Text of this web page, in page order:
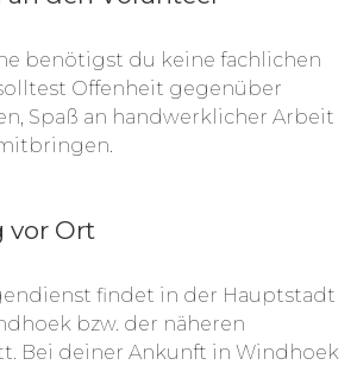
benötigst du keine fachlichen
Offenheit gegenüber
Spaß an handwerklicher Arbeit
vor Ort
findet in der Hauptstadt
bzw. der näheren
Bei deiner Ankunft in Windhoek